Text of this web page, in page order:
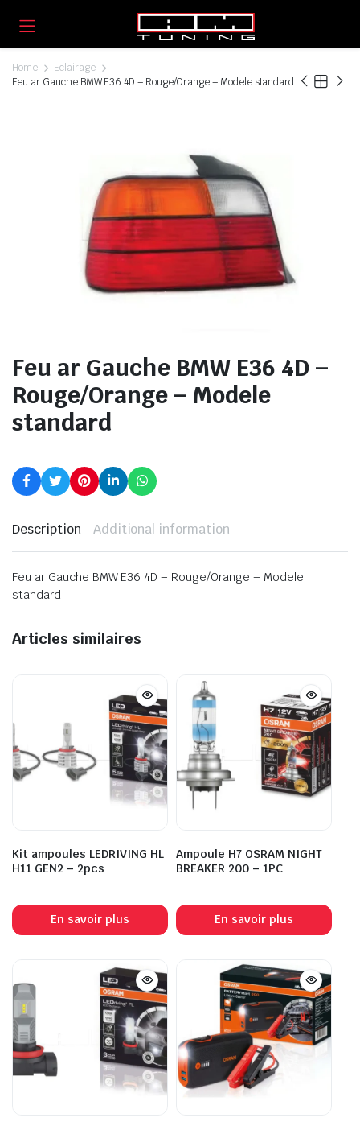
Home
Eclairage
Feu ar Gauche BMW E36 4D – Rouge/Orange – Modele standard
Feu ar Gauche BMW E36 4D –
Rouge/Orange – Modele
standard
Description Additional information
Feu ar Gauche BMW E36 4D – Rouge/Orange – Modele
standard
Articles similaires
Kit ampoules LEDRIVING HL
H11 GEN2 – 2pcs
En savoir plus
Ampoule H7 OSRAM NIGHT
BREAKER 200 – 1PC
En savoir plus